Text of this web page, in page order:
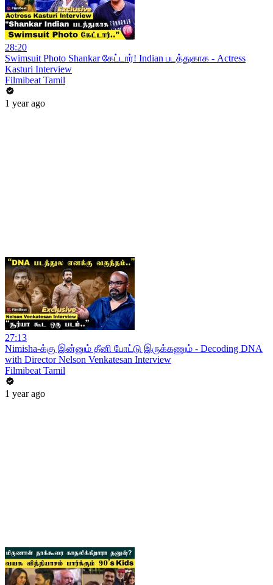
28:20
Swimsuit Photo Shankar கேட்டார்! Indian படத்துகாக - Actress
Kasturi Interview
Filmibeat Tamil
1 year ago
27:13
Nimisha-க்கு இன்னும் தீனி போட்டு இருக்கணும் - Decoding DNA
with Director Nelson Venkatesan Interview
Filmibeat Tamil
1 year ago